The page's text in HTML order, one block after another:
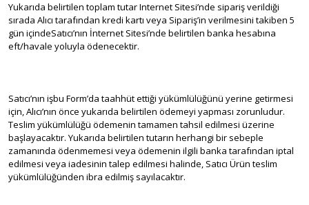
Yukarıda belirtilen toplam tutar Internet Sitesi’nde sipariş verildiği
sırada Alıcı tarafından kredi kartı veya Sipariş’in verilmesini takiben 5
gün içindeSatıcı’nın İnternet Sitesi’nde belirtilen banka hesabına
eft/havale yoluyla ödenecektir.
Satıcı’nın işbu Form’da taahhüt ettiği yükümlülüğünü yerine getirmesi
için, Alıcı’nın önce yukarıda belirtilen ödemeyi yapması zorunludur.
Teslim yükümlülüğü ödemenin tamamen tahsil edilmesi üzerine
başlayacaktır. Yukarıda belirtilen tutarın herhangi bir sebeple
zamanında ödenmemesi veya ödemenin ilgili banka tarafından iptal
edilmesi veya iadesinin talep edilmesi halinde, Satıcı Ürün teslim
yükümlülüğünden ibra edilmiş sayılacaktır.